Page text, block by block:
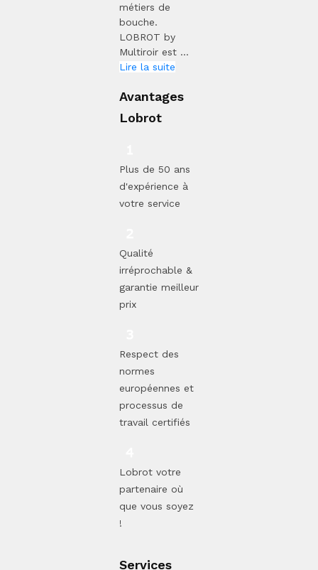
métiers de
bouche.
LOBROT by
Multiroir est ...
Lire la suite
Avantages
Lobrot
Plus de 50 ans
d'expérience à
votre service
Qualité
irréprochable &
garantie meilleur
prix
Respect des
normes
européennes et
processus de
travail certifiés
Lobrot votre
partenaire où
que vous soyez
!
Services